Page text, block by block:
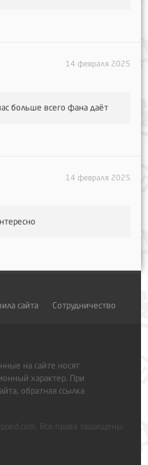
14 февраля 2025
больше всего фана даёт
14 февраля 2025
сайта Сотрудничество
на сайте носят
характер. При
обратная ссылка
Все права защищены.